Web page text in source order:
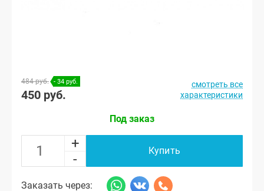
484 руб. - 34 руб.
450 руб.
смотреть все
характеристики
Под заказ
+
-
Купить
Заказать через: